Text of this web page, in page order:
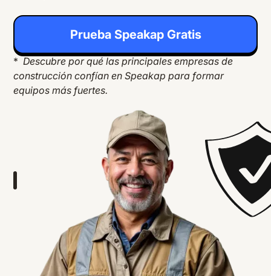
Prueba Speakap Gratis
* Descubre por qué las principales empresas de
construcción confían en Speakap para formar
equipos más fuertes.